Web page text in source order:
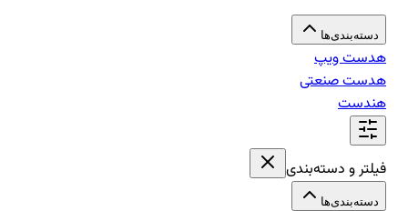
دسته‌بندی‌ها
هدست ویپ
هدست صنعتی
هندست
فیلتر و دسته‌بندی
دسته‌بندی‌ها